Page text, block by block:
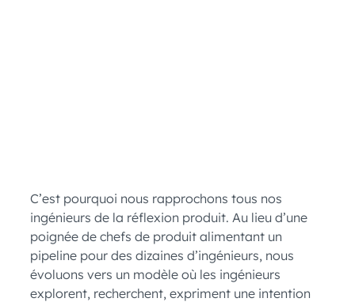
C’est pourquoi nous rapprochons tous nos
ingénieurs de la réflexion produit. Au lieu d’une
poignée de chefs de produit alimentant un
pipeline pour des dizaines d’ingénieurs, nous
évoluons vers un modèle où les ingénieurs
explorent, recherchent, expriment une intention